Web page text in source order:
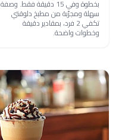
بخطوة وفي 15 دقيقة فقط. وصفة
سهلة ومجرّبة من مطبخ دلوقتي
تكفي 2 فرد، بمقادير دقيقة
وخطوات واضحة.